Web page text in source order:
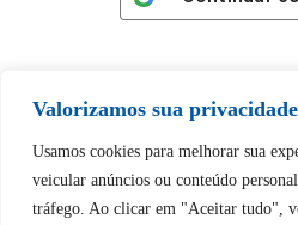
Valorizamos sua privacidade
Usamos cookies para melhorar sua
veicular anúncios ou conteúdo
tráfego. Ao clicar em "Aceitar tudo",
Tem certeza de
desbloquear